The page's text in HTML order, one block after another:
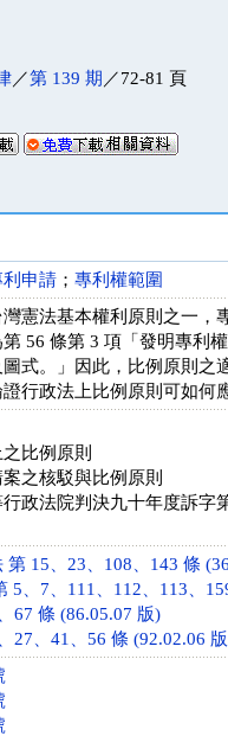
／第 139 期 ／72-81 頁
利申請 ； 專利權範圍
灣憲法基本權利原則之一
56 條第 3 項「發明專利
式。」因此，比例原則之
行政法上比例原則可如何
比例原則
之核駁與比例原則
行政法院判決九十年度訴字
第 15、23、108、143 條
5、7、111、112、113、
67 條 (86.05.07 版)
27、41、56 條 (92.02.06